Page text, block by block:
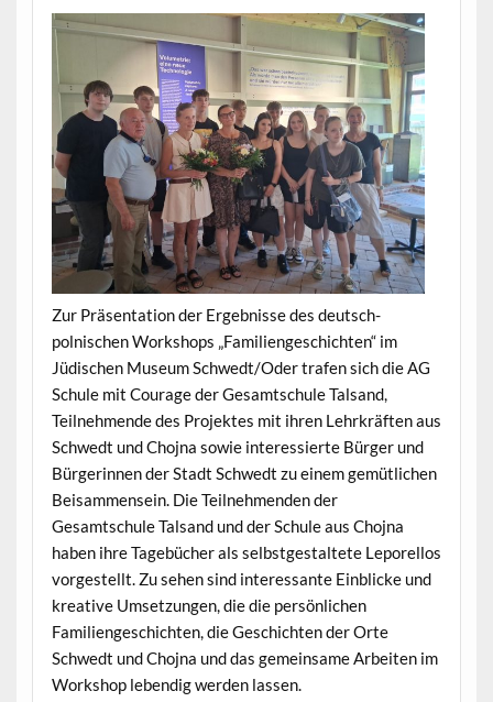
Zur Präsentation der Ergebnisse des deutsch-
polnischen Workshops „Familiengeschichten“ im
Jüdischen Museum Schwedt/Oder trafen sich die AG
Schule mit Courage der Gesamtschule Talsand,
Teilnehmende des Projektes mit ihren Lehrkräften aus
Schwedt und Chojna sowie interessierte Bürger und
Bürgerinnen der Stadt Schwedt zu einem gemütlichen
Beisammensein. Die Teilnehmenden der
Gesamtschule Talsand und der Schule aus Chojna
haben ihre Tagebücher als selbstgestaltete Leporellos
vorgestellt. Zu sehen sind interessante Einblicke und
kreative Umsetzungen, die die persönlichen
Familiengeschichten, die Geschichten der Orte
Schwedt und Chojna und das gemeinsame Arbeiten im
Workshop lebendig werden lassen.